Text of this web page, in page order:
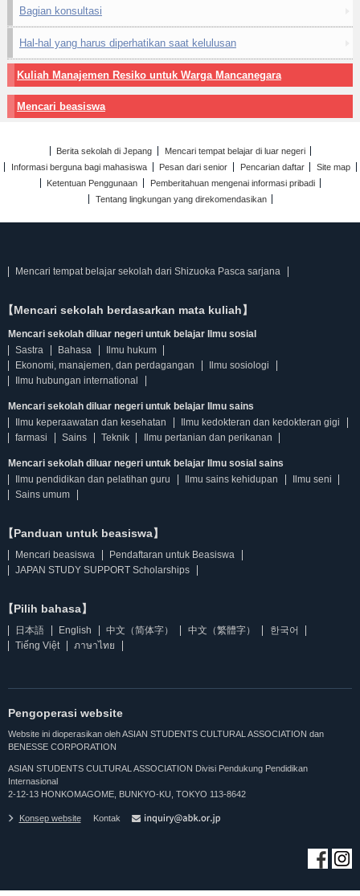
Bagian konsultasi
Hal-hal yang harus diperhatikan saat kelulusan
Kuliah Manajemen Resiko untuk Warga Mancanegara
Mencari beasiswa
Berita sekolah di Jepang
Mencari tempat belajar di luar negeri
Informasi berguna bagi mahasiswa
Pesan dari senior Pencarian daftar
Site map
Ketentuan Penggunaan
Pemberitahuan mengenai informasi pribadi
Tentang lingkungan yang direkomendasikan
Mencari tempat belajar sekolah dari Shizuoka Pasca sarjana
【Mencari sekolah berdasarkan mata kuliah】
Mencari sekolah diluar negeri untuk belajar Ilmu sosial
Sastra
Bahasa
Ilmu hukum
Ekonomi, manajemen, dan perdagangan
Ilmu sosiologi
Ilmu hubungan international
Mencari sekolah diluar negeri untuk belajar Ilmu sains
Ilmu keperaawatan dan kesehatan
Ilmu kedokteran dan kedokteran gigi
farmasi
Sains Teknik Ilmu pertanian dan perikanan
Mencari sekolah diluar negeri untuk belajar Ilmu sosial sains
Ilmu pendidikan dan pelatihan guru
Ilmu sains kehidupan
Ilmu seni
Sains umum
【Panduan untuk beasiswa】
Mencari beasiswa
Pendaftaran untuk Beasiswa
JAPAN STUDY SUPPORT Scholarships
【Pilih bahasa】
日本語 English 中文（简体字） 中文（繁體字）
한국어
Tiếng Việt
ภาษาไทย
Pengoperasi website
Website ini dioperasikan oleh ASIAN STUDENTS CULTURAL ASSOCIATION dan
BENESSE CORPORATION
ASIAN STUDENTS CULTURAL ASSOCIATION Divisi Pendukung Pendidikan
Internasional
2-12-13 HONKOMAGOME, BUNKYO-KU, TOKYO 113-8642
Konsep website Kontak